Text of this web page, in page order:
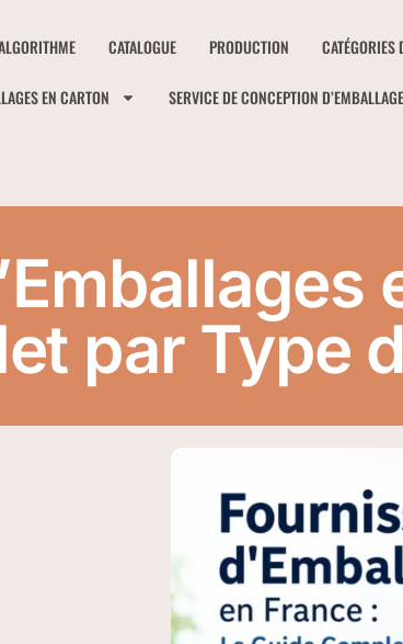
CATALOGUE PRODUCTION CATÉGORIES
EN CARTON SERVICE DE CONCEPTION
par Type